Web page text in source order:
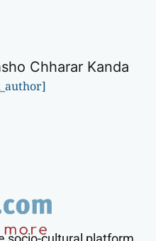
Chharar Kanda